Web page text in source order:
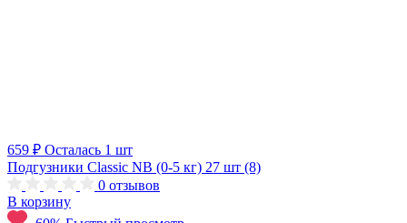
659 ₽ Осталась 1 шт
Подгузники Classic NB (0-5 кг) 27 шт (8)
0 отзывов
В корзину